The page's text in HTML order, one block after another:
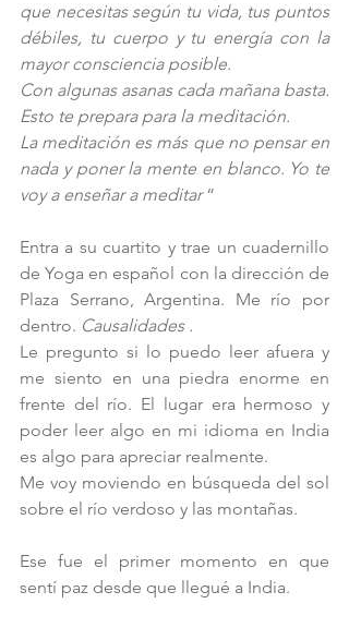
que necesitas según tu vida, tus puntos
débiles, tu cuerpo y tu energía con la
mayor consciencia posible.
Con algunas asanas cada mañana basta.
Esto te prepara para la meditación.
La meditación es más que no pensar en
nada y poner la mente en blanco. Yo te
voy a enseñar a meditar “
Entra a su cuartito y trae un cuadernillo
de Yoga en español con la dirección de
Plaza Serrano, Argentina. Me río por
dentro. Causalidades .
Le pregunto si lo puedo leer afuera y
me siento en una piedra enorme en
frente del río. El lugar era hermoso y
poder leer algo en mi idioma en India
es algo para apreciar realmente.
Me voy moviendo en búsqueda del sol
sobre el río verdoso y las montañas.
Ese fue el primer momento en que
sentí paz desde que llegué a India.